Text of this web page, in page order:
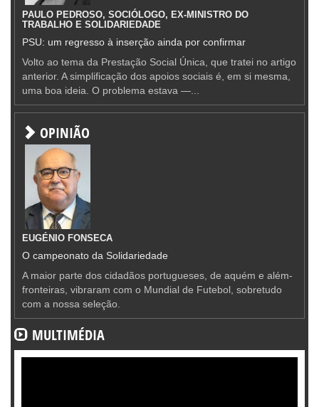
PAULO PEDROSO, SOCIÓLOGO, EX-MINISTRO DO
TRABALHO E SOLIDARIEDADE
PSU: um regresso à inserção ainda por confirmar
Volto ao tema da Prestação Social Única, que tratei no artigo
anterior. A simplificação dos apoios sociais é, em si mesma,
uma boa ideia. O problema estava —...
OPINIÃO
EUGÉNIO FONSECA
O campeonato da Solidariedade
A maior parte dos cidadãos portugueses, de aquém e além-
fronteiras, vibraram com o Mundial de Futebol, sobretudo
com a nossa seleção.
MULTIMÉDIA